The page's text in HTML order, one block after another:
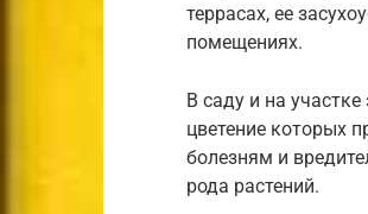
террасах, ее
помещениях.
В саду и на
цветение которых
болезням и
рода растений.